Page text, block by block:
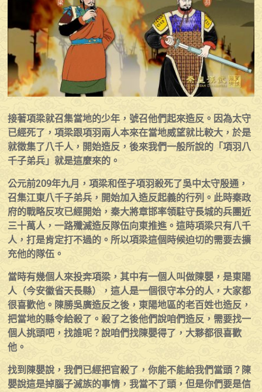
接著項梁就召集當地的少年，號召他們起來造反。因為太守
已經死了，項梁跟項羽兩人本來在當地威望就比較大，於是
就徵集了八千人，開始造反，後來我們一般所說的「項羽八
千子弟兵」就是這麼來的。
公元前209年九月，項梁和侄子項羽殺死了吳中太守殷通，
召集江東八千子弟兵，開始加入造反起義的行列。此時秦政
府的戰略反攻已經開始，秦大將章邯率領駐守長城的兵團近
三十萬人，一路殲滅造反隊伍向東推進。這時項梁只有八千
人，打是肯定打不過的。所以項梁這個時候迫切的需要去擴
充他的隊伍。
當時有幾個人來投奔項梁，其中有一個人叫做陳嬰，是東陽
人（今安徽省天長縣），這人是一個很守本分的人，大家都
很喜歡他。陳勝吳廣造反之後，東陽地區的老百姓也造反，
把當地的縣令給殺了。殺了之後他們說咱們造反，需要找一
個人挑頭吧，找誰呢？說咱們找陳嬰得了，大夥都很喜歡
他。
找到陳嬰說，我們已經把官殺了，你能不能給我們當頭？陳
嬰說這是掉腦子滅族的事情，我當不了頭，但是你們要是信